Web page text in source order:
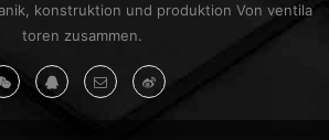
konstruktion und produktion Von ventila
toren zusammen.